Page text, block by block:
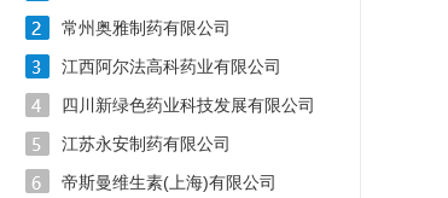
常州奥雅制药有限公司
江西阿尔法高科药业有限公司
四川新绿色药业科技发展有限公司
江苏永安制药有限公司
帝斯曼维生素(上海)有限公司